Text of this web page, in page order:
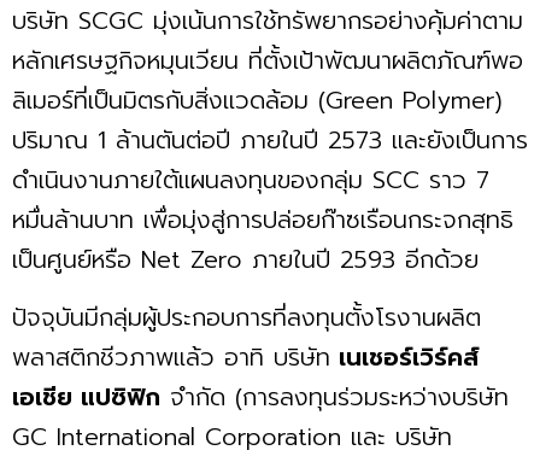
บริษัท SCGC มุ่งเน้นการใช้ทรัพยากรอย่างคุ้มค่าตาม
หลักเศรษฐกิจหมุนเวียน ที่ตั้งเป้าพัฒนาผลิตภัณฑ์พอ
ลิเมอร์ที่เป็นมิตรกับสิ่งแวดล้อม (Green Polymer)
ปริมาณ 1 ล้านตันต่อปี ภายในปี 2573 และยังเป็นการ
ดำเนินงานภายใต้แผนลงทุนของกลุ่ม SCC ราว 7
หมื่นล้านบาท เพื่อมุ่งสู่การปล่อยก๊าซเรือนกระจกสุทธิ
เป็นศูนย์หรือ Net Zero ภายในปี 2593 อีกด้วย
ปัจจุบันมีกลุ่มผู้ประกอบการที่ลงทุนตั้งโรงานผลิต
พลาสติกชีวภาพแล้ว อาทิ บริษัท เนเชอร์เวิร์คส์
เอเชีย แปซิฟิก จำกัด (การลงทุนร่วมระหว่างบริษัท
GC International Corporation และ บริษัท